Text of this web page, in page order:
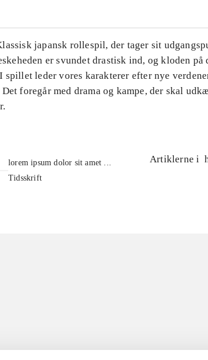
japansk rollespil, der tager sit
er svundet drastisk ind, og kloden
spillet leder vores karakterer efter nye
Det foregår med drama og kampe, der skal
lorem ipsum dolor sit amet ...
Tidsskrift
Artiklerne i